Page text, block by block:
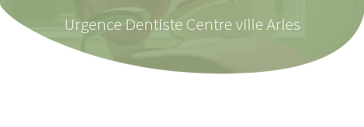
Urgence Dentiste Centre ville Arles